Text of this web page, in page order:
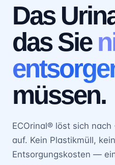
Das
das Sie
müssen.
ECOrinal® löst sich
auf. Kein Plastikmüll,
Entsorgungskosten —